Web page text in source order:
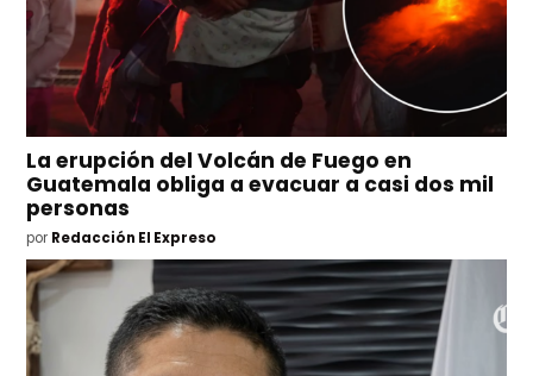
La erupción del Volcán de Fuego en
Guatemala obliga a evacuar a casi dos mil
personas
por Redacción El Expreso